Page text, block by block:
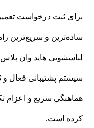
برای ثبت درخواست
ساده‌ترین و سریع‌ترین
لباسشویی هاید وان
سیستم پشتیبانی فعال
هماهنگی سریع و اعزام
کرده است.